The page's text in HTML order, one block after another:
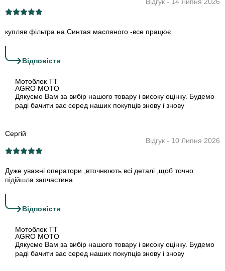
купляв фільтра на Синтая масляного -все працює
›Відповіcти
Мотоблок TT
AGRO MOTO
Дякуємо Вам за вибір нашого товару і високу оцінку. Будемо
раді бачити вас серед наших покупців знову і знову
Сергій
Відгук - 10 Липня 2026
Дуже уважні оператори ,вточнюють всі деталі ,щоб точно
підійшла запчастина
›Відповіcти
Мотоблок TT
AGRO MOTO
Дякуємо Вам за вибір нашого товару і високу оцінку. Будемо
раді бачити вас серед наших покупців знову і знову